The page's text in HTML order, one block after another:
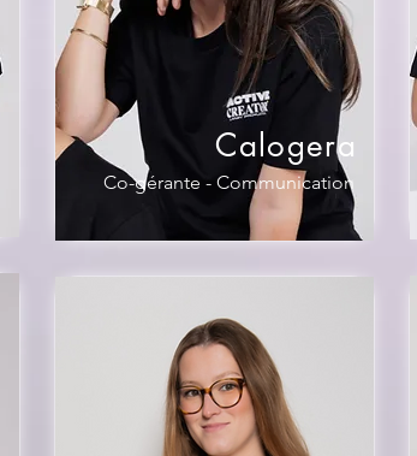
Calogera
Co-gérante - Communication